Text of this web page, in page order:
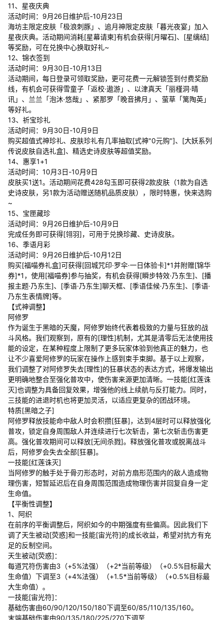
11、星夜庆典
活动时间：9月26日维护后-10月23日
海坊主限定皮肤「极浪刺豚」、追月神限定皮肤「暮光夜宴」加入
星夜庆典。活动期间消耗[星幕请柬]有机会获得[月曜石]、[星缡结]
等奖励，可在兑换中心换取好礼~
12、锦衣签到
活动时间：9月30日-10月13日
活动期间，每日登录可领取奖励，更可花费一元解锁签到付费奖励
线，有机会可获得雪童子「返校·遨游」、以津真天「丽槿洞·晴
讯」、兰兰「泡沐·悠哉」、紧那罗「晚音拂月」、萤草「篱陶英」
等好礼。
13、祈宝珍礼
活动时间：9月30日-10月9日
购买超值式神珍礼、皮肤珍礼有几率抽取[式神"0元购"]、[大妖系列
传说皮肤自选礼盒]、精选史诗皮肤等超值奖励。
14、惠享1+1
活动时间：10月3日-10月9日
皮肤买1送1。活动期间花费428勾玉即可获得2款皮肤（1款为自选
史诗皮肤，另1款为活动赠送随机品质皮肤），限时特惠，快来选购
~
15、宝匣藏珍
活动时间：9月26日维护后-10月9日
完成任务即可获得[翎羽]，可用于兑换珍藏、史诗皮肤。
16、季语月彩
活动时间：9月26日维护后-10月12日
购买[福喵券礼盒]可获得[回城咒印·罗伞·一日体验卡]*1并附赠[锦华
券]*1，使用[福喵券]参与抽奖，有机会获得[瞬步特效·乃东生]、[播
报主题·乃东生]、[季语·乃东生]聊天框、[季语佳候·乃东生]、[季语·
乃东生表情牌]等。
【式神调整】
阿修罗
作为诞生于黑暗的天魔，阿修罗始终代表着极致的力量与狂放的战
斗风格。我们观察到，原有的[理性]机制，尤其是清零后无法使用技
能的设定，在某种程度上限制了更多玩家体验到他真正的魅力，也
让不少喜爱阿修罗的玩家在操作上感到束手束脚。基于以上观察，
我们调整了对阿修罗失去[理性]的狂暴状态的表达方式，将爆发输出
更明确地整合至强化普攻中，使伤害来源更加清晰。一技能[红莲诛
灭]也调整为具备回复效果，增强他的线上续航与反打能力。同时，
三技能的进退时机也将更加灵活，以适应更复杂的团战环境。
特质[黑暗之子]
阿修罗释放技能命中敌人时会积攒[狂暴]，达到4层时可以释放强化
普攻，锁定自身周围敌人并连续进行七次斩击，第七次斩击伤害更
高。强化普攻期间可以释放[无间杀戮]。释放强化普攻或脱离战斗
后，阿修罗会失去全部[狂暴]。
一技能[红莲诛灭]
当阿修罗的触手处于骨刃形态时，对前方扇形范围内的敌人造成物
理伤害，短暂延迟后在自身周围范围造成物理伤害并回复自身一定
生命值。
【平衡性调整】
1、阿织
在前序的平衡调整后，阿织如今的中期强度有些偏高。因此我们下
调了天生被动[荧惑]和一技能[宙光符]的成长收益，希望对抗方有充
足的反制空间。
天生被动[荧惑]：
每道咒符伤害由3（+5%法强）（+2*当前等级）（+0.5%目标最大
生命值）下调至3（+4%法强）（+1.5*当前等级）（+0.5%目标最
大生命值）。
一技能[宙光符]：
基础伤害由60/90/120/150/180下调至60/85/110/135/160。
末端基础伤害由90/135/180/225/270下调至